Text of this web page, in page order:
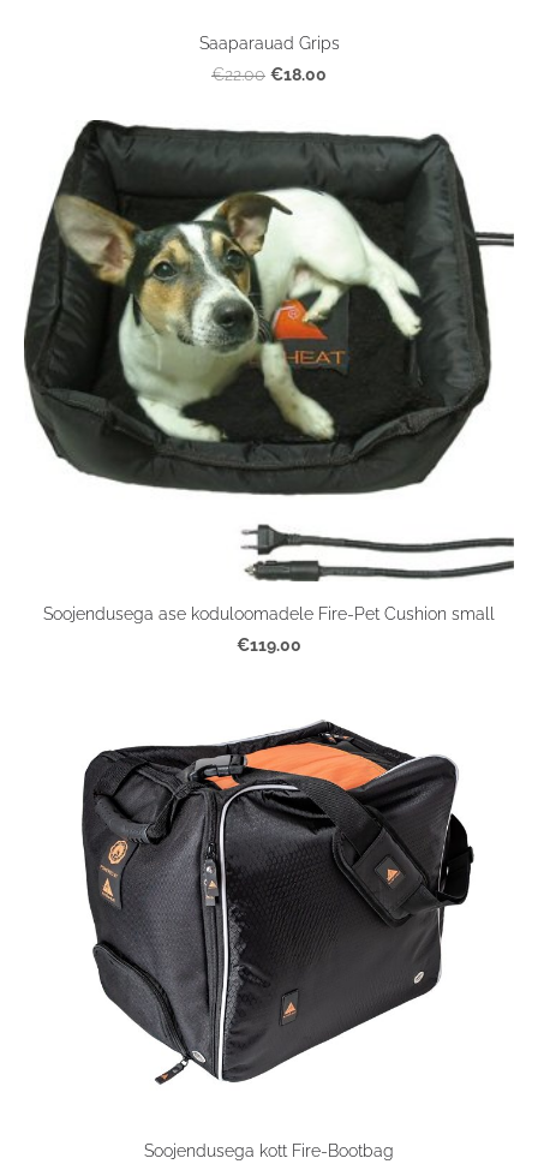
Saaparauad Grips
€22.00 €18.00
Soojendusega ase koduloomadele Fire-Pet Cushion small
€119.00
Soojendusega kott Fire-Bootbag